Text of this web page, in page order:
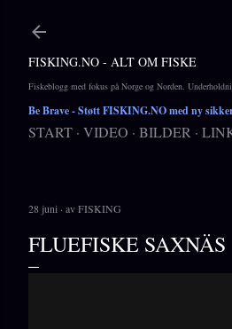
FISKING.NO - ALT OM FISKE
Fiskeblogg med fokus på Norge og Norden.
Be Brave- Støtt FISKING.NO med ny
START VIDEO BILDER
28 juni avFISKING
FLUEFISKE SAXNÄS